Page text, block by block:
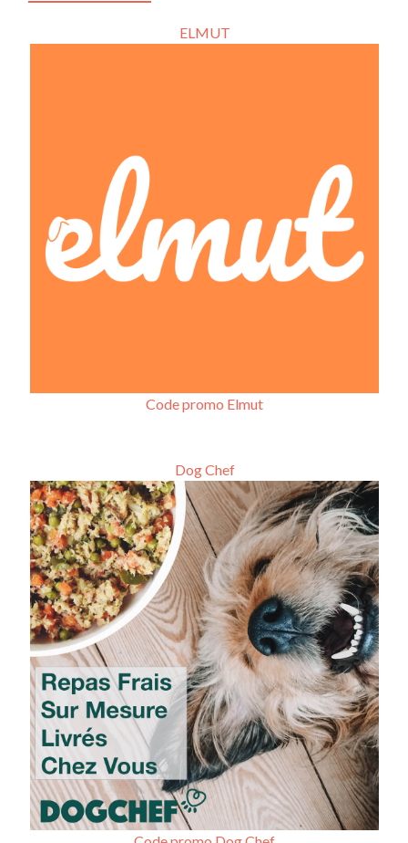
ELMUT
Code promo Elmut
Dog Chef